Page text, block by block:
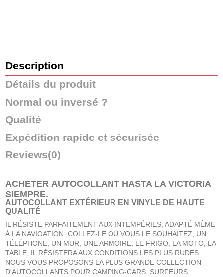
Description
Détails du produit
Normal ou inversé ?
Qualité
Expédition rapide et sécurisée
Reviews(0)
ACHETER AUTOCOLLANT HASTA LA VICTORIA
SIEMPRE.
AUTOCOLLANT EXTÉRIEUR EN VINYLE DE HAUTE
QUALITÉ
IL RÉSISTE PARFAITEMENT AUX INTEMPÉRIES, ADAPTÉ MÊME
À LA NAVIGATION. COLLEZ-LE OÙ VOUS LE SOUHAITEZ, UN
TÉLÉPHONE, UN MUR, UNE ARMOIRE, LE FRIGO, LA MOTO, LA
TABLE, IL RÉSISTERA AUX CONDITIONS LES PLUS RUDES.
NOUS VOUS PROPOSONS LA PLUS GRANDE COLLECTION
D'AUTOCOLLANTS POUR CAMPING-CARS, SURFEURS,